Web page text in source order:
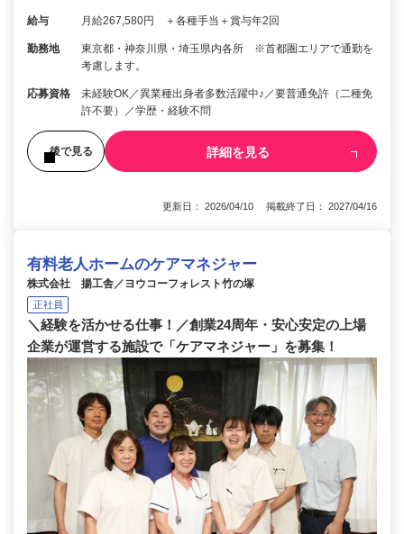
給与 月給267,580円 ＋各種手当＋賞与年2回
勤務地
東京都・神奈川県・埼玉県内各所 ※首都圏エリアで通勤を
考慮します。
応募資格
未経験OK／異業種出身者多数活躍中♪／要普通免許（二種免
許不要）／学歴・経験不問
後で見る 詳細を見る
更新日： 2026/04/10 掲載終了日： 2027/04/16
有料老人ホームのケアマネジャー
株式会社 揚工舎／ヨウコーフォレスト竹の塚
正社員
＼経験を活かせる仕事！／創業24周年・安心安定の上場
企業が運営する施設で「ケアマネジャー」を募集！